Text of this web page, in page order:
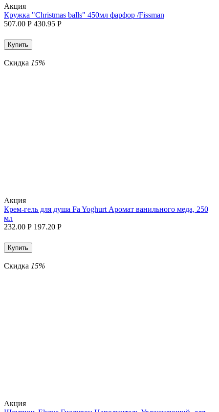
Aкция
Кружка "Christmas balls" 450мл фарфор /Fissman
507.00 Р 430.95 Р
Купить
Скидка 15%
Aкция
Крем-гель для душа Fa Yoghurt Аромат ванильного меда, 250
мл
232.00 Р 197.20 Р
Купить
Скидка 15%
Aкция